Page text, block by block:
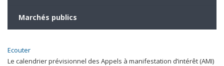
Marchés publics
Ecouter
Le calendrier prévisionnel des Appels à manifestation d’intérêt (AMI)